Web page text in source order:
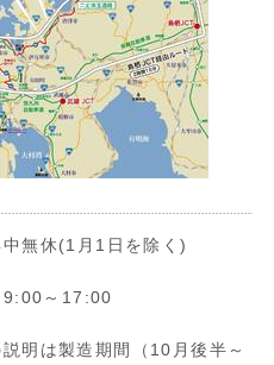
中無休(1月1日を除く)
9:00～17:00
明は製造期間（10月後半～